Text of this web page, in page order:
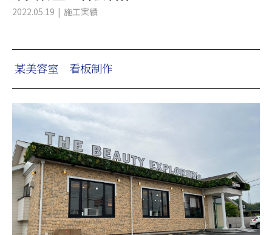
2022.05.19 施工実績
某美容室 看板制作